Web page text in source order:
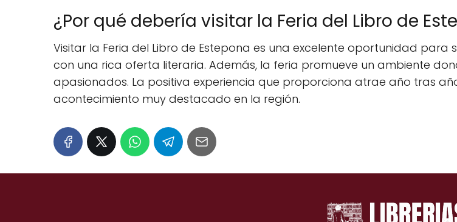
¿Por qué debería visitar la Feria del Libro de
Visitar la Feria del Libro de Estepona es una excelente oportunidad
con una rica oferta literaria. Además, la feria promueve un ambiente
apasionados. La positiva experiencia que proporciona atrae año tras
acontecimiento muy destacado en la región.